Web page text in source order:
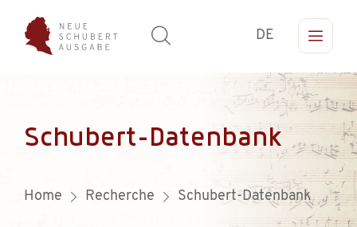
DE
Schubert-Datenbank
Home Recherche Schubert-Datenbank